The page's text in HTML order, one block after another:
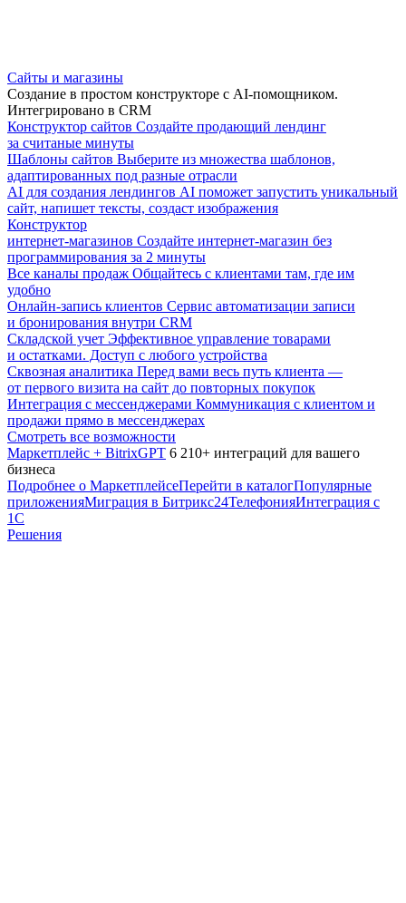
Сайты и магазины
Создание в простом конструкторе с AI-помощником.
Интегрировано в CRM
Конструктор сайтов Создайте продающий лендинг
за считаные минуты
Шаблоны сайтов Выберите из множества шаблонов,
адаптированных под разные отрасли
AI для создания лендингов AI поможет запустить уникальный
сайт, напишет тексты, создаст изображения
Конструктор
интернет-магазинов Создайте интернет-магазин без
программирования за 2 минуты
Все каналы продаж Общайтесь с клиентами там, где им
удобно
Онлайн-запись клиентов Сервис автоматизации записи
и бронирования внутри CRM
Складской учет Эффективное управление товарами
и остатками. Доступ с любого устройства
Сквозная аналитика Перед вами весь путь клиента —
от первого визита на сайт до повторных покупок
Интеграция с мессенджерами Коммуникация с клиентом и
продажи прямо в мессенджерах
Смотреть все возможности
Маркетплейс + BitrixGPT 6 210+ интеграций для вашего
бизнеса
Подробнее о МаркетплейсеПерейти в каталогПопулярные
приложенияМиграция в Битрикс24ТелефонияИнтеграция с
1С
Решения